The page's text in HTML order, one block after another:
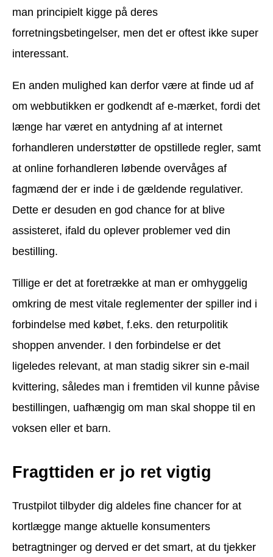
man principielt kigge på deres
forretningsbetingelser, men det er oftest ikke super
interessant.
En anden mulighed kan derfor være at finde ud af
om webbutikken er godkendt af e-mærket, fordi det
længe har været en antydning af at internet
forhandleren understøtter de opstillede regler, samt
at online forhandleren løbende overvåges af
fagmænd der er inde i de gældende regulativer.
Dette er desuden en god chance for at blive
assisteret, ifald du oplever problemer ved din
bestilling.
Tillige er det at foretrække at man er omhyggelig
omkring de mest vitale reglementer der spiller ind i
forbindelse med købet, f.eks. den returpolitik
shoppen anvender. I den forbindelse er det
ligeledes relevant, at man stadig sikrer sin e-mail
kvittering, således man i fremtiden vil kunne påvise
bestillingen, uafhængig om man skal shoppe til en
voksen eller et barn.
Fragttiden er jo ret vigtig
Trustpilot tilbyder dig aldeles fine chancer for at
kortlægge mange aktuelle konsumenters
betragtninger og derved er det smart, at du tjekker